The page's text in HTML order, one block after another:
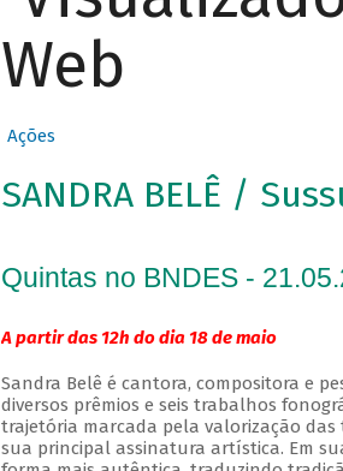
Web
Ações
SANDRA BELÊ /
Quintas no BNDES -
A partir das 12h do dia 18 de maio
Sandra Belê é cantora, compositora e
diversos prêmios e seis trabalhos
trajetória marcada pela valorização
sua principal assinatura artística. Em